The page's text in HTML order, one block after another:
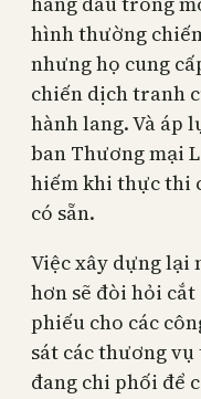
hình thường
nhưng họ cung
chiến dịch tranh
hành lang. Và áp
ban Thương mại
hiếm khi thực thi
có sẵn.
Việc xây dựng lại
hơn sẽ đòi hỏi
phiếu cho các
sát các thương
đang chi phối để